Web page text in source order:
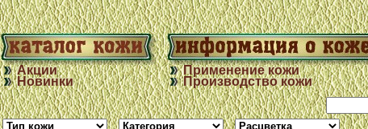
Акции
Новинки
Применение кожи
Производство кожи